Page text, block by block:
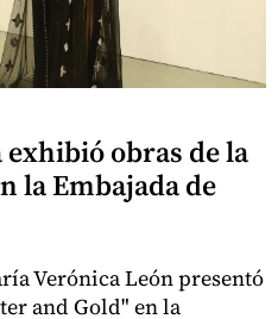
obras de la
la Embajada de
Verónica León presentó
and Gold" en la